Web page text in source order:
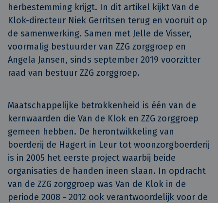
herbestemming krijgt. In dit artikel kijkt Van de
Klok-directeur Niek Gerritsen terug en vooruit op
de samenwerking. Samen met Jelle de Visser,
voormalig bestuurder van ZZG zorggroep en
Angela Jansen, sinds september 2019 voorzitter
raad van bestuur ZZG zorggroep.
Maatschappelijke betrokkenheid is één van de
kernwaarden die Van de Klok en ZZG zorggroep
gemeen hebben. De herontwikkeling van
boerderij de Hagert in Leur tot woonzorgboerderij
is in 2005 het eerste project waarbij beide
organisaties de handen ineen slaan. In opdracht
van de ZZG zorggroep was Van de Klok in de
periode 2008 - 2012 ook verantwoordelijk voor de